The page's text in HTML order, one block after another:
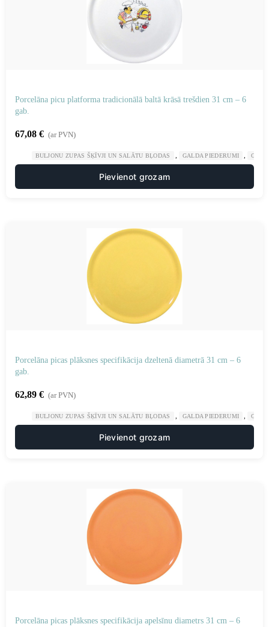
Porcelāna picu platforma tradicionālā baltā krāsā trešdien 31 cm – 6
gab.
67,08 € (ar PVN)
BULJONU ZUPAS ŠĶĪVJI UN SALĀTU BĻODAS GALDA PIEDERUMI
Pievienot grozam
Porcelāna picas plāksnes specifikācija dzeltenā diametrā 31 cm – 6
gab.
62,89 € (ar PVN)
BULJONU ZUPAS ŠĶĪVJI UN SALĀTU BĻODAS GALDA PIEDERUMI
Pievienot grozam
Porcelāna picas plāksnes specifikācija apelsīnu diametrs 31 cm – 6